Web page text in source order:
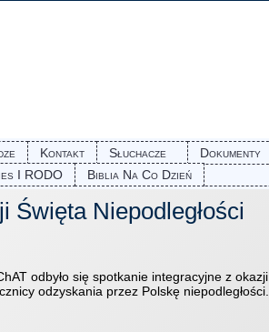
Kontakt Słuchacze Dokumenty
I RODO Biblia Na Co Dzień
Święta Niepodległości
odbyło się spotkanie integracyjne z okazji
odzyskania przez Polskę niepodległości.